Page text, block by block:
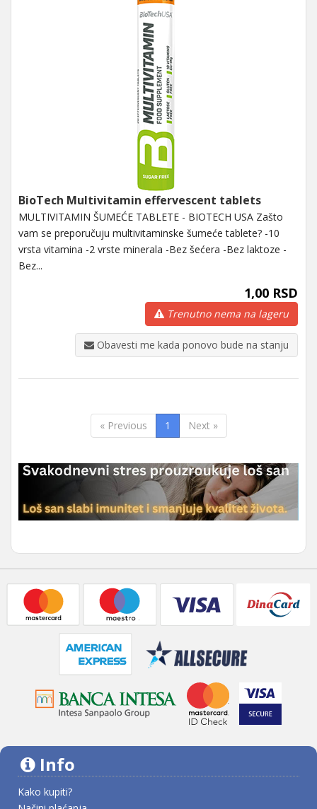
BioTech Multivitamin effervescent tablets
MULTIVITAMIN ŠUMEĆE TABLETE - BIOTECH USA Zašto
vam se preporučuju multivitaminske šumeće tablete? -10
vrsta vitamina -2 vrste minerala -Bez šećera -Bez laktoze -
Bez...
1,00 RSD
Trenutno nema na lageru
Obavesti me kada ponovo bude na stanju
« Previous 1 Next »
Info
Kako kupiti?